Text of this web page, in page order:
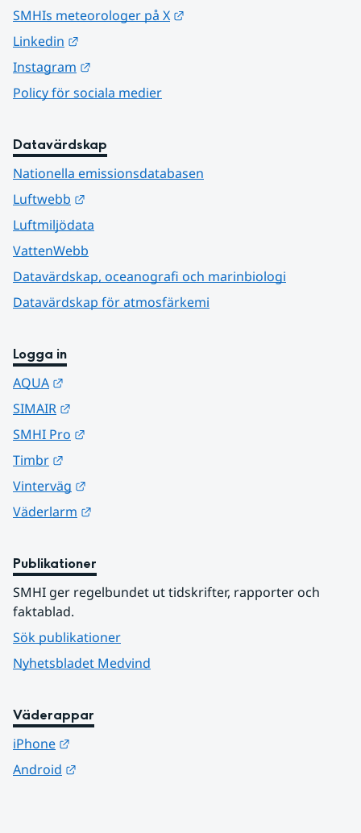
SMHIs meteorologer på X
Linkedin
Instagram
Policy för sociala medier
Datavärdskap
Nationella emissionsdatabasen
Luftwebb
Luftmiljödata
VattenWebb
Datavärdskap, oceanografi och marinbiologi
Datavärdskap för atmosfärkemi
Logga in
AQUA
SIMAIR
SMHI Pro
Timbr
Vinterväg
Väderlarm
Publikationer
SMHI ger regelbundet ut tidskrifter, rapporter och
faktablad.
Sök publikationer
Nyhetsbladet Medvind
Väderappar
iPhone
Android